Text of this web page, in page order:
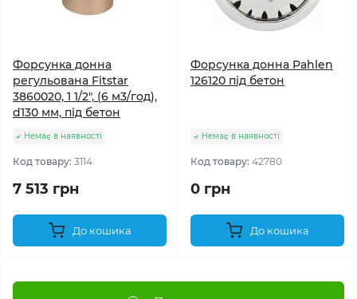
Форсунка донна
регульована Fitstar
3860020, 1 1/2", (6 м3/год),
d130 мм, під бетон
Немає в наявності
Код товару: 3114
7 513 грн
До кошика
Форсунка донна Pahlen
126120 під бетон
Немає в наявності
Код товару: 42780
0 грн
До кошика